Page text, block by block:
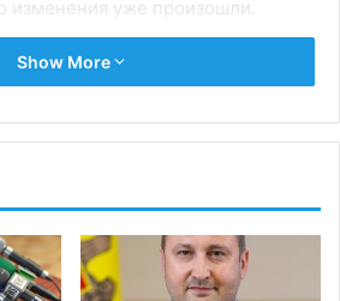
изменения уже произошли.
СТР выписку из Государственного
которому принадлежит
Pro Group являются граждане
49% и Иван Вуйку с 51%.
Show More